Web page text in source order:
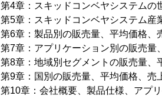
第4章：スキッドコンベヤシステムの
第5章：スキッドコンベヤシステム産
第6章：製品別の販売量、平均価格、
第7章：アプリケーション別の販売量
第8章：地域別セグメントの販売量、
第9章：国別の販売量、平均価格、売
第10章：会社概要、製品仕様、アプ